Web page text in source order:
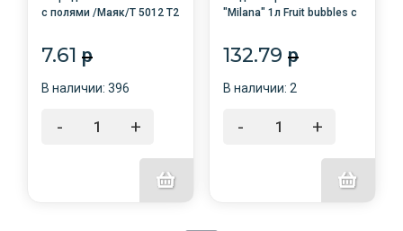
с полями /Маяк/Т 5012 Т2
7.61 p
В наличии: 396
- +
"Milana" 1л Fruit bubbles с
132.79 p
В наличии: 2
- +